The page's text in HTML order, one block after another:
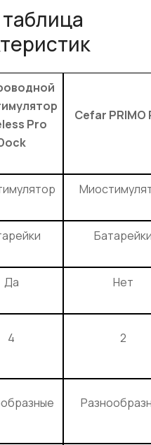
Pro
Cefar PRIMO
Да Нет
4 2